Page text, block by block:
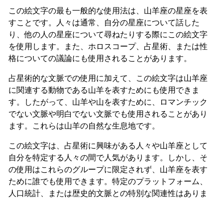
この絵文字の最も一般的な使用法は、山羊座の星座を表
すことです。人々は通常、自分の星座について話した
り、他の人の星座について尋ねたりする際にこの絵文字
を使用します。また、ホロスコープ、占星術、または性
格についての議論にも使用されることがあります。
占星術的な文脈での使用に加えて、この絵文字は山羊座
に関連する動物である山羊を表すためにも使用できま
す。したがって、山羊や山を表すために、ロマンチック
でない文脈や明白でない文脈でも使用されることがあり
ます。これらは山羊の自然な生息地です。
この絵文字は、占星術に興味がある人々や山羊座として
自分を特定する人々の間で人気があります。しかし、そ
の使用はこれらのグループに限定されず、山羊座を表す
ために誰でも使用できます。特定のプラットフォーム、
人口統計、または歴史的文脈との特別な関連性はありま